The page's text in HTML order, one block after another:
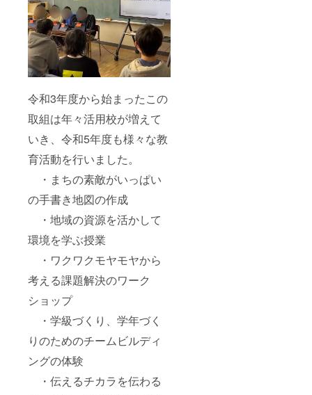
令和3年度から始まったこの
取組は年々活用校が増えて
いき、令和5年度も様々な教
育活動を行いました。
・まちの素敵がいっぱい
の手書き地図の作成
・地域の資源を活かして
環境を学ぶ授業
・ワクワクモヤモヤから
考える課題解決のワーク
ショップ
・学級づくり、学年づく
りのためのチームビルディ
ングの体験
・伝えるチカラを伝わる